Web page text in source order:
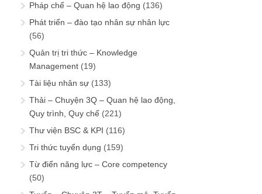
Pháp chế – Quan hệ lao động (136)
Phát triển – đào tạo nhân sự nhân lực
(56)
Quản trị tri thức – Knowledge
Management (19)
Tài liệu nhân sự (133)
Thải – Chuyện 3Q – Quan hệ lao động,
Quy trình, Quy chế (221)
Thư viện BSC & KPI (116)
Tri thức tuyển dụng (159)
Từ điển năng lực – Core competency
(50)